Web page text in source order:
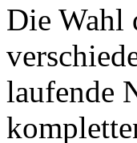
Die Wahl
laufende